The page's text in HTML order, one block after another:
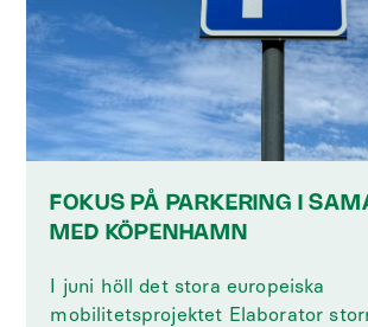
FOKUS PÅ PARKERING I
MED KÖPENHAMN
I juni höll det stora europeiska
mobilitetsprojektet Elaborator